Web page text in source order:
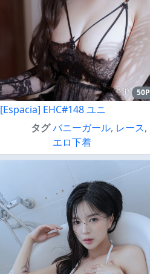
50P
[Espacia] EHC#148 ユニ
タグバニーガール, レース,
エロ下着